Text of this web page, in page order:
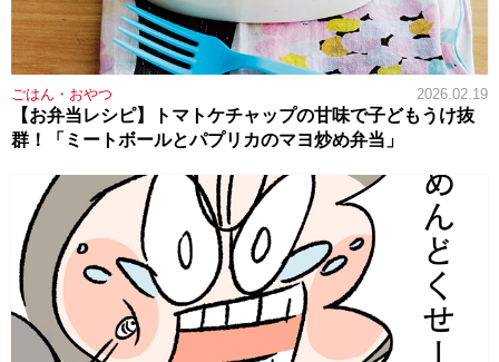
ごはん・おやつ 2026.02.19
【お弁当レシピ】トマトケチャップの甘味で子どもうけ抜
群！「ミートボールとパプリカのマヨ炒め弁当」